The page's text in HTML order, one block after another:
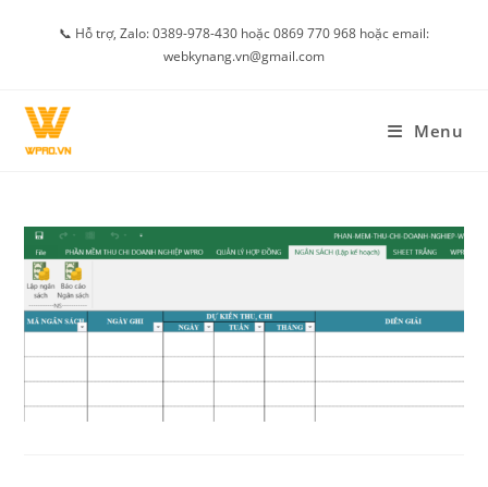
📞 Hỗ trợ, Zalo: 0389-978-430 hoặc 0869 770 968 hoặc email:
webkynang.vn@gmail.com
Menu